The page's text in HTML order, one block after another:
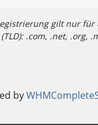
gilt nur für
.com, .net, .org,
by